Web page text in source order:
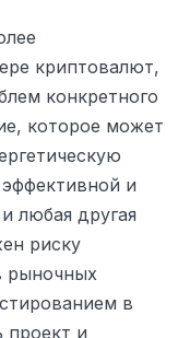
криптовалют,
конкретного
которое может
и
любая другая
риску
рыночных
в
проект и